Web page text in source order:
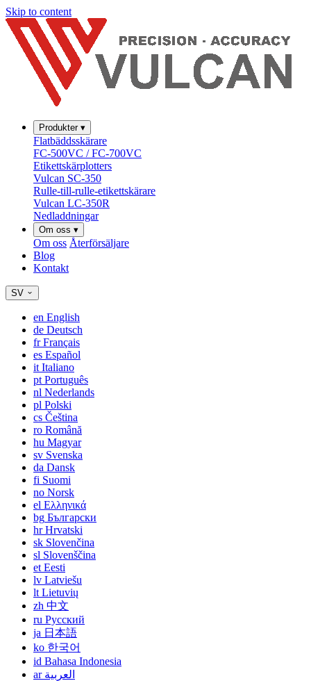
Skip to content
Produkter ▾
Flatbäddsskärare
FC-500VC / FC-700VC
Etikettskärplotters
Vulcan SC-350
Rulle-till-rulle-etikettskärare
Vulcan LC-350R
Nedladdningar
Om oss ▾
Om oss Återförsäljare
Blog
Kontakt
SV
en English
de Deutsch
frFrançais
es Español
it Italiano
pt Português
nl Nederlands
pl Polski
cs Čeština
ro Română
hu Magyar
sv Svenska
da Dansk
fi Suomi
no Norsk
el Ελληνικά
bg Български
hrHrvatski
sk Slovenčina
sl Slovenščina
et Eesti
lv Latviešu
lt Lietuvių
zh 中文
ru Русский
ja 日本語
ko 한국어
id Bahasa Indonesia
ar العربية